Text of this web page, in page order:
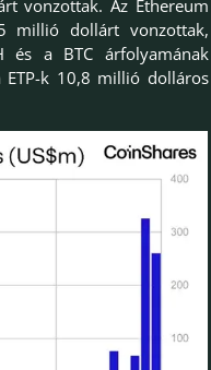
vonzottak. Az Ethereum
millió dollárt vonzottak,
és a BTC árfolyamának
ETP-k 10,8 millió dolláros